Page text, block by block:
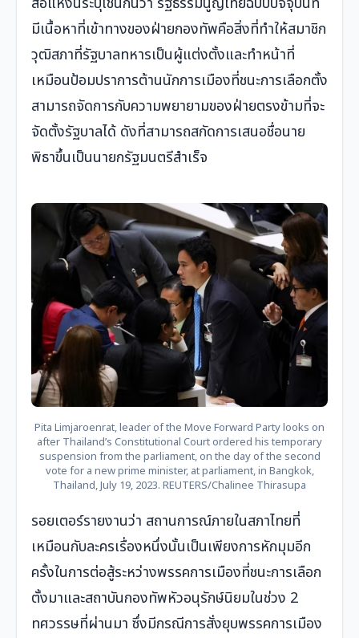
มีเนื้อหาที่เข้าทางของฝ่ายกองทัพคือสิ่งที่ทำให้สมาชิก
วุฒิสภาที่รัฐบาลทหารเป็นผู้แต่งตั้งและทำหน้าที่
เหมือนป้อมปราการต้านนักการเมืองที่ชนะการเลือกตั้ง
สามารถจัดการกับความพยายามของฝ่ายตรงข้ามที่จะ
จัดตั้งรัฐบาลได้ ดังที่สามารถสกัดการเสนอชื่อนาย
พิธาขึ้นเป็นนายกรัฐมนตรีสำเร็จ
Pita Limjaroenrat, leader of the Move Forward Party looks on
after Thailand’s Constitutional Court ordered his temporary
suspension from the parliament, on the day of the second
vote for a new prime minister, at parliament, in Bangkok,
Thailand, July 19, 2023. REUTERS/Chalinee Thirasupa
รอยเตอร์รายงานว่า สถานการณ์ภายในสภาไทยที่
เหมือนกับละครเรื่องหนึ่งนั้นเป็นเพียงการหักมุมอีก
ครั้งในการต่อสู้ระหว่างพรรคการเมืองที่ชนะการเลือก
ตั้งมาและสถาบันกองทัพหัวอนุรักษ์นิยมในช่วง 2
ทศวรรษที่ผ่านมา ซึ่งมีกรณีการสั่งยุบพรรคการเมือง